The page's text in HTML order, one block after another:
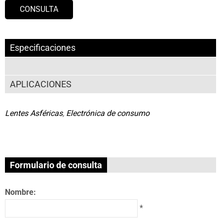
CONSULTA
Especificaciones
APLICACIONES
Lentes Asféricas, Electrónica de consumo
Formulario de consulta
Nombre:
*